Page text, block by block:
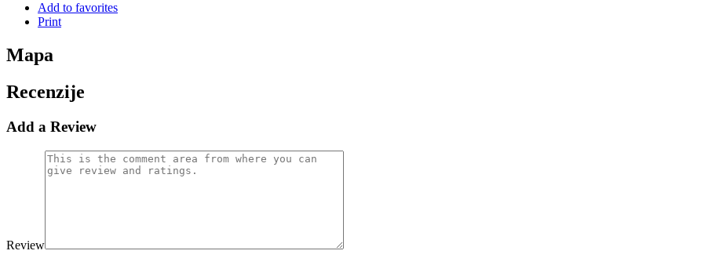
Add to favorites
Print
Mapa
Recenzije
Add a Review
Review